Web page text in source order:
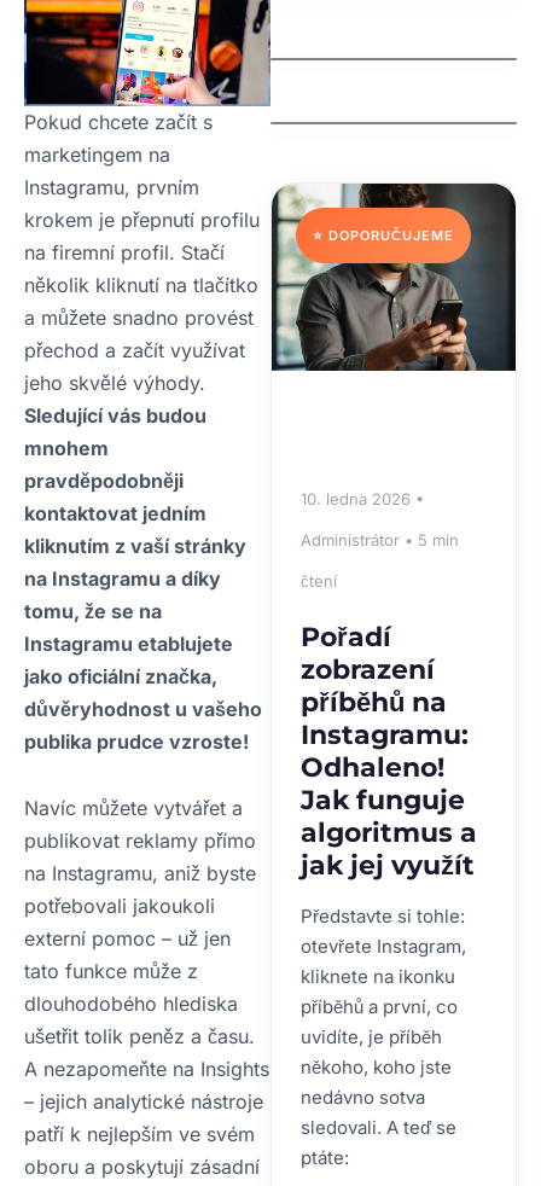
Pokud chcete začít s
marketingem na
Instagramu, prvním
krokem je přepnutí profilu
na firemní profil. Stačí
několik kliknutí na tlačítko
a můžete snadno provést
přechod a začít využívat
jeho skvělé výhody.
Sledující vás budou
mnohem
pravděpodobněji
kontaktovat jedním
kliknutím z vaší stránky
na Instagramu a díky
tomu, že se na
Instagramu etablujete
jako oficiální značka,
důvěryhodnost u vašeho
publika prudce vzroste!
Navíc můžete vytvářet a
publikovat reklamy přímo
na Instagramu, aniž byste
potřebovali jakoukoli
externí pomoc – už jen
tato funkce může z
dlouhodobého hlediska
ušetřit tolik peněz a času.
A nezapomeňte na Insights
– jejich analytické nástroje
patří k nejlepším ve svém
oboru a poskytují zásadní
⭐ DOPORUČUJEME
10. ledna 2026 •
Administrátor • 5 min
čtení
Pořadí
zobrazení
příběhů na
Instagramu:
Odhaleno!
Jak funguje
algoritmus a
jak jej využít
Představte si tohle:
otevřete Instagram,
kliknete na ikonku
příběhů a první, co
uvidíte, je příběh
někoho, koho jste
nedávno sotva
sledovali. A teď se
ptáte: